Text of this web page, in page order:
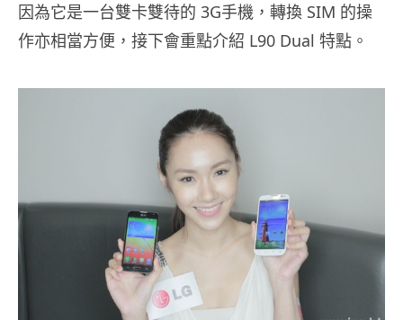
因為它是一台雙卡雙待的 3G手機，轉換 SIM 的操
作亦相當方便，接下會重點介紹 L90 Dual 特點。